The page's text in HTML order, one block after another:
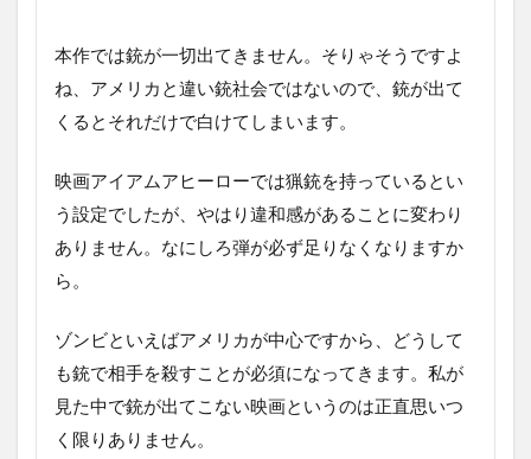
本作では銃が一切出てきません。そりゃそうですよ
ね、アメリカと違い銃社会ではないので、銃が出て
くるとそれだけで白けてしまいます。
映画アイアムアヒーローでは猟銃を持っているとい
う設定でしたが、やはり違和感があることに変わり
ありません。なにしろ弾が必ず足りなくなりますか
ら。
ゾンビといえばアメリカが中心ですから、どうして
も銃で相手を殺すことが必須になってきます。私が
見た中で銃が出てこない映画というのは正直思いつ
く限りありません。